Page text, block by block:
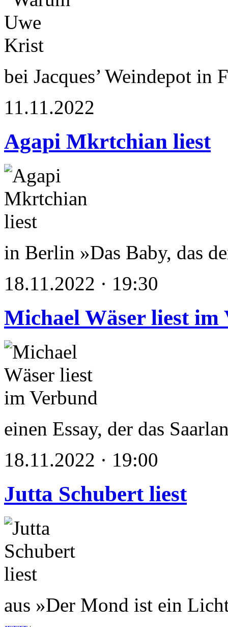
bei Jacques’ Weindepot in
11.11.2022
Agapi Mkrtchian liest
in Berlin »Das Baby, das
18.11.2022 · 19:30
Michael Wäser liest im
einen Essay, der das
18.11.2022 · 19:00
Jutta Schubert liest
aus »Der Mond ist ein